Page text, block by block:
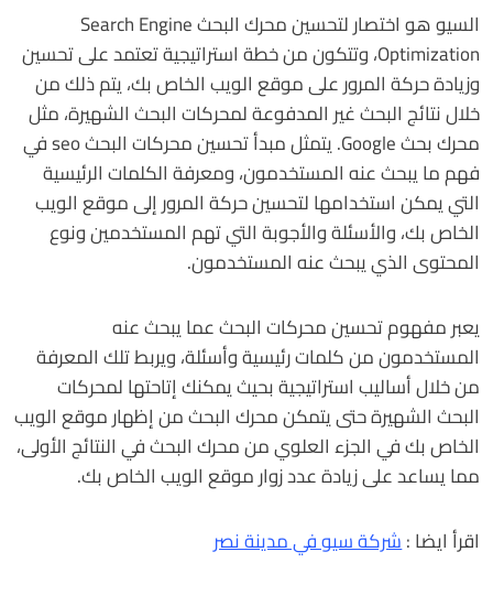
السيو هو اختصار لتحسين محرك البحث Search Engine
Optimization، وتتكون من خطة استراتيجية تعتمد على تحسين
وزيادة حركة المرور على موقع الويب الخاص بك، يتم ذلك من
خلال نتائج البحث غير المدفوعة لمحركات البحث الشهيرة، مثل
محرك بحث Google. يتمثل مبدأ تحسين محركات البحث seo في
فهم ما يبحث عنه المستخدمون، ومعرفة الكلمات الرئيسية
التي يمكن استخدامها لتحسين حركة المرور إلى موقع الويب
الخاص بك، والأسئلة والأجوبة التي تهم المستخدمين ونوع
المحتوى الذي يبحث عنه المستخدمون.
يعبر مفهوم تحسين محركات البحث عما يبحث عنه
المستخدمون من كلمات رئيسية وأسئلة، ويربط تلك المعرفة
من خلال أساليب استراتيجية بحيث يمكنك إتاحتها لمحركات
البحث الشهيرة حتى يتمكن محرك البحث من إظهار موقع الويب
الخاص بك في الجزء العلوي من محرك البحث في النتائج الأولى،
مما يساعد على زيادة عدد زوار موقع الويب الخاص بك.
اقرأ ايضا :شركة سيو في مدينة نصر